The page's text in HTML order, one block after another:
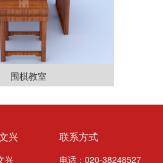
围棋教室
兴
兴
联系方式
电话：020-38248527